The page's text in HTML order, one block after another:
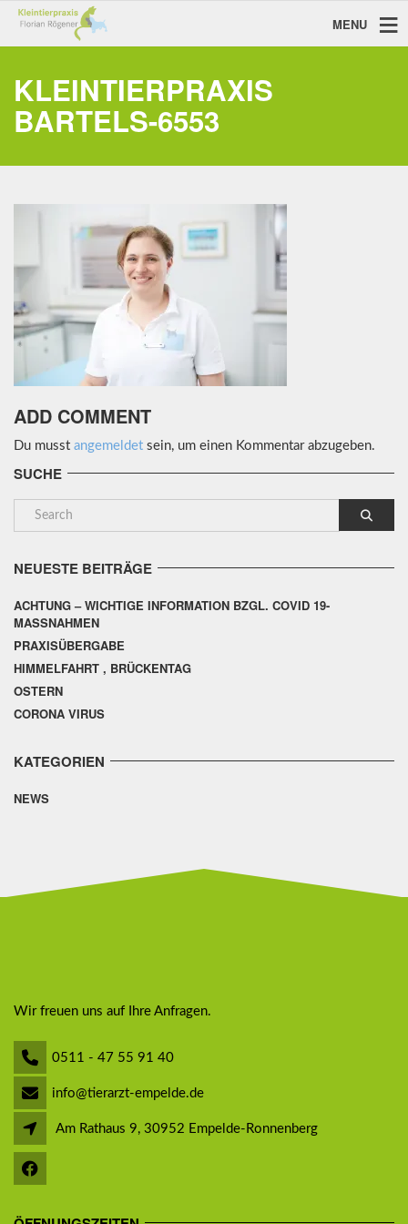
MENU
KLEINTIERPRAXIS
BARTELS-6553
ADD COMMENT
Du musst angemeldet sein, um einen Kommentar abzugeben.
SUCHE
NEUESTE BEITRÄGE
ACHTUNG – WICHTIGE INFORMATION BZGL. COVID 19-
MASSNAHMEN
PRAXISÜBERGABE
HIMMELFAHRT , BRÜCKENTAG
OSTERN
CORONA VIRUS
KATEGORIEN
NEWS
Wir freuen uns auf Ihre Anfragen.
0511 - 47 55 91 40
info@tierarzt-empelde.de
Am Rathaus 9, 30952 Empelde-Ronnenberg